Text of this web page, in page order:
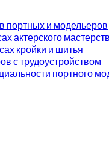
портных и модельеров
актерского
кройки и шитья
с трудоустройством
портного